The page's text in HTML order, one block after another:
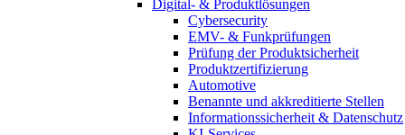
Digital- & Produktlösungen
Cybersecurity
EMV- & Funkprüfungen
Prüfung der Produktsicherheit
Produktzertifizierung
Automotive
Benannte und akkreditierte Stellen
Informationssicherheit & Datenschutz